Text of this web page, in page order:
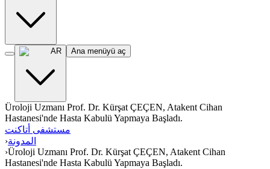
AR Ana menüyü aç
Üroloji Uzmanı Prof. Dr. Kürşat ÇEÇEN, Atakent Cihan
Hastanesi'nde Hasta Kabulü Yapmaya Başladı.
مستشفى أتاكنت
›المدونة
›Üroloji Uzmanı Prof. Dr. Kürşat ÇEÇEN, Atakent Cihan
Hastanesi'nde Hasta Kabulü Yapmaya Başladı.